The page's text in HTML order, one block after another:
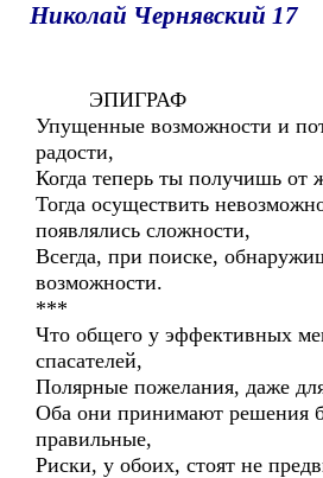
Николай Чернявский 17
ЭПИГРАФ
Упущенные возможности и
радости,
Когда теперь ты получишь от
Тогда осуществить
появлялись сложности,
Всегда, при поиске,
возможности.
***
Что общего у эффективных
спасателей,
Полярные пожелания, даже
Оба они принимают решения
правильные,
Риски, у обоих, стоят не